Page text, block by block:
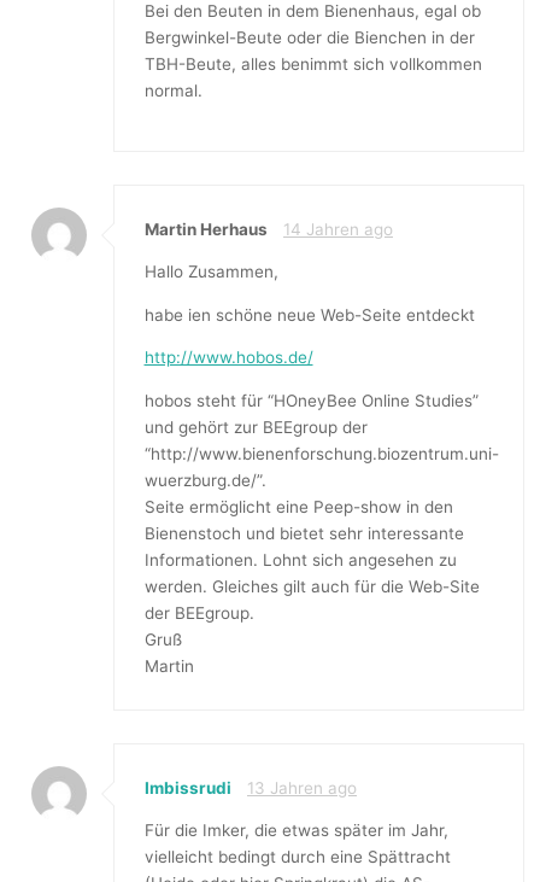
Bei den Beuten in dem Bienenhaus, egal ob
Bergwinkel-Beute oder die Bienchen in der
TBH-Beute, alles benimmt sich vollkommen
normal.
Martin Herhaus 14 Jahren ago
Hallo Zusammen,
habe ien schöne neue Web-Seite entdeckt
http://www.hobos.de/
hobos steht für “HOneyBee Online Studies”
und gehört zur BEEgroup der
“http://www.bienenforschung.biozentrum.uni-
wuerzburg.de/”.
Seite ermöglicht eine Peep-show in den
Bienenstoch und bietet sehr interessante
Informationen. Lohnt sich angesehen zu
werden. Gleiches gilt auch für die Web-Site
der BEEgroup.
Gruß
Martin
Imbissrudi 13 Jahren ago
Für die Imker, die etwas später im Jahr,
vielleicht bedingt durch eine Spättracht